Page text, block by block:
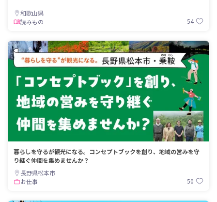
和歌山県
読みもの
54
暮らしを守るが観光になる。コンセプトブックを創り、地域の営みを守
り継ぐ仲間を集めませんか？
長野県松本市
お仕事
50